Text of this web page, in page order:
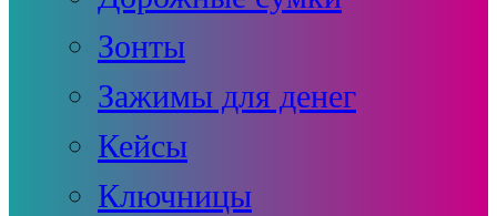
Зонты
Зажимы для денег
Кейсы
Ключницы